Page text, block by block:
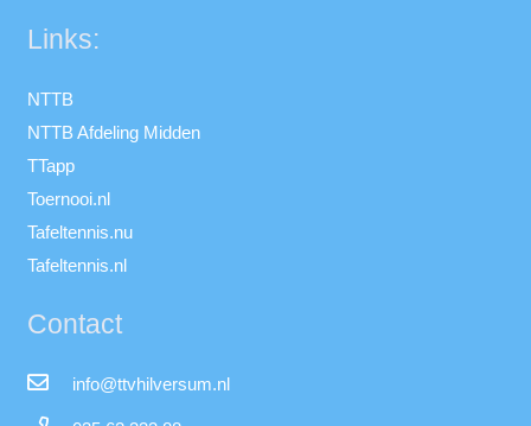
Links:
NTTB
NTTB Afdeling Midden
TTapp
Toernooi.nl
Tafeltennis.nu
Tafeltennis.nl
Contact
info@ttvhilversum.nl